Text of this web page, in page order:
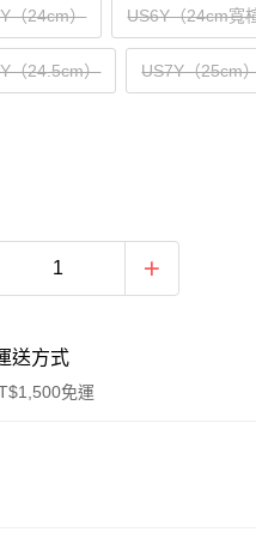
（24cm） US6Y（24cm寬
（24.5cm） US7Y（25cm
送方式
免運
付款